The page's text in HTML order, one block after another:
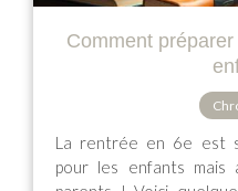
Comment
La rentrée en 6e est
pour les enfants mais